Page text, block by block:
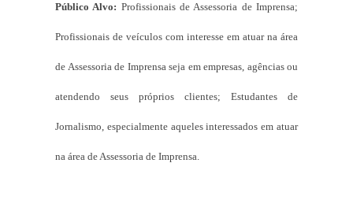
Público Alvo: Profissionais de Assessoria de Imprensa;
Profissionais de veículos com interesse em atuar na área
de Assessoria de Imprensa seja em empresas, agências ou
atendendo seus próprios clientes; Estudantes de
Jornalismo, especialmente aqueles interessados em atuar
na área de Assessoria de Imprensa.